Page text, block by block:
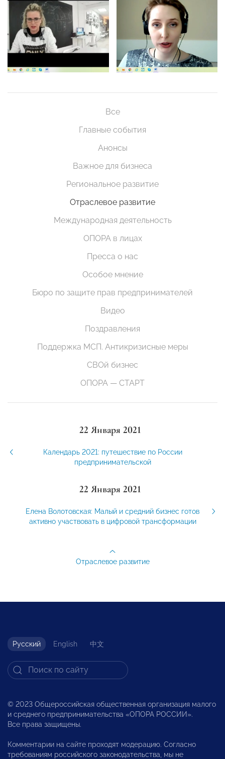
Все
Главные события
Анонсы
Важное для бизнеса
Региональное развитие
Отраслевое развитие
Международная деятельность
ОПОРА в лицах
Пресса о нас
Особое мнение
Бюро по защите прав предпринимателей
Видео
Поздравления
Поддержка МСП. Антикризисные меры
СВОй бизнес
ОПОРА — СТАРТ
22 Января 2021
Календарь 2021: путешествие по России
предпринимательской
22 Января 2021
Елена Волотовская: Малый и средний бизнес готов
активно участвовать в цифровой трансформации
Отраслевое развитие
Русский English 中文
© 2023 Общероссийская общественная организация малого
и среднего предпринимательства «ОПОРА РОССИИ».
Все права защищены.
Комментарии на сайте проходят модерацию. Согласно
требованиям российского законодательства, мы не